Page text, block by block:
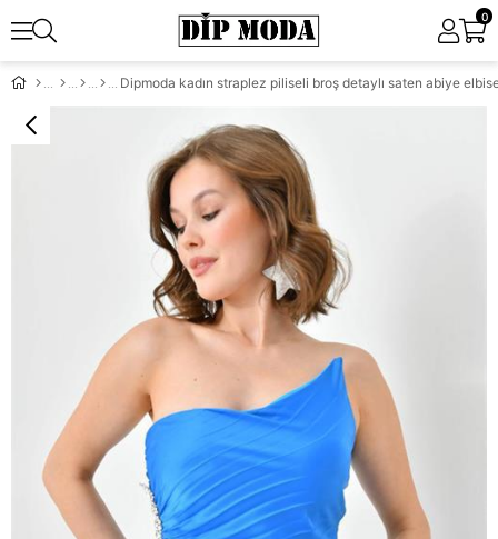
0
Dipmoda kadın straplez piliseli broş detaylı saten abiye